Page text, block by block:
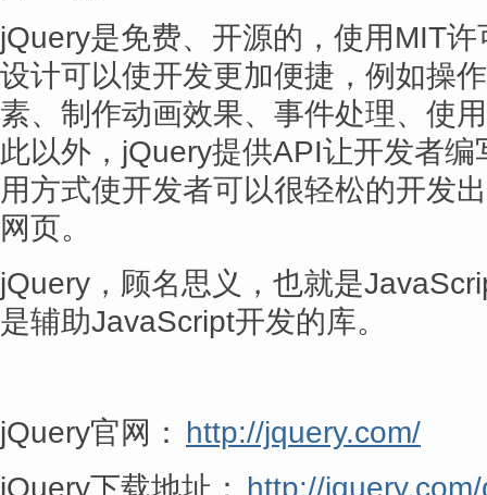
jQuery是免费、开源的，使用MIT
设计可以使开发更加便捷，例如操
素、制作动画效果、事件处理、使
此以外，jQuery提供API让开发者
用方式使开发者可以很轻松的开发
网页。
jQuery，顾名思义，也就是
是辅助JavaScript开发的库。
jQuery官网： http://jquery.com/
jQuery下载地址： http://